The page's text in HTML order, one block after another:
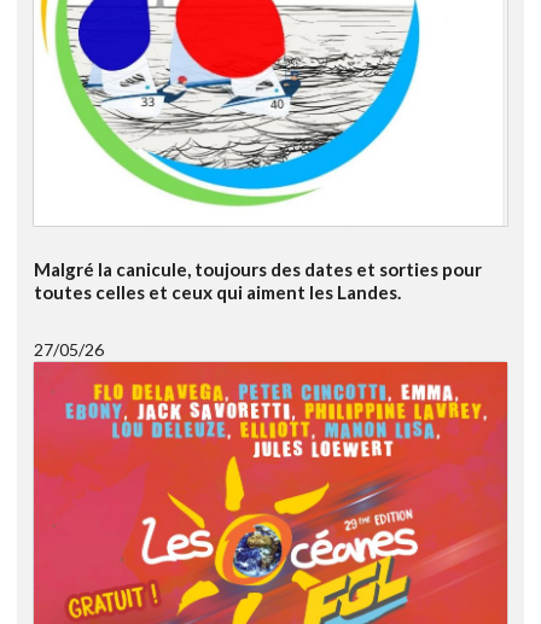
Malgré la canicule, toujours des dates et sorties pour
toutes celles et ceux qui aiment les Landes.
27/05/26